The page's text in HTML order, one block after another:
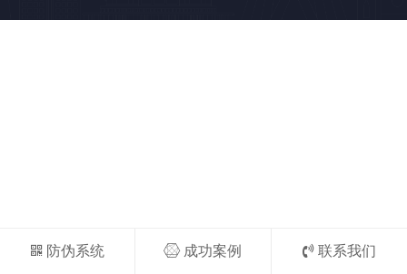
防伪系统 成功案例 联系我们